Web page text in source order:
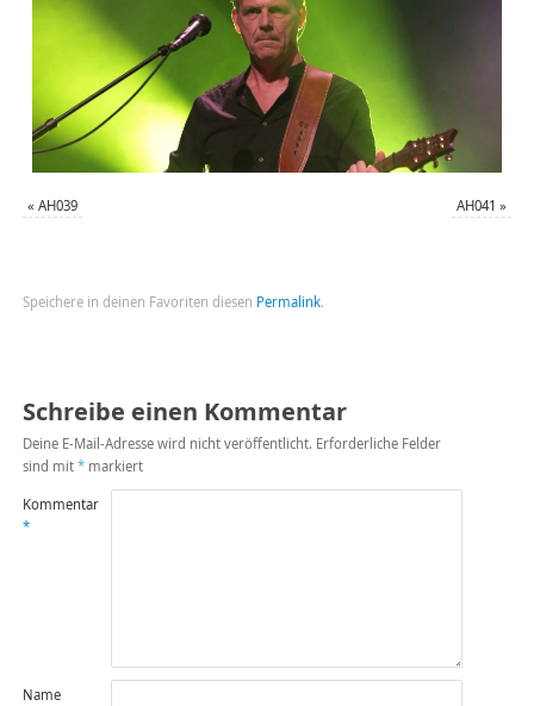
« AH039 AH041 »
Speichere in deinen Favoriten diesen Permalink.
Schreibe einen Kommentar
Deine E-Mail-Adresse wird nicht veröffentlicht. Erforderliche Felder
sind mit *markiert
Kommentar
*
Name